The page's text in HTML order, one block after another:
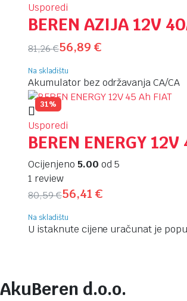
Usporedi
BEREN AZIJA 12V
81,26€56,89 €
Na skladištu
Akumulator bez održavanja CA/CA
31%
Usporedi
BEREN ENERGY
Ocijenjeno 5.00 od 5
1 review
80,59€56,41 €
Na skladištu
U istaknute cijene uračunat je
AkuBeren d.o.o.